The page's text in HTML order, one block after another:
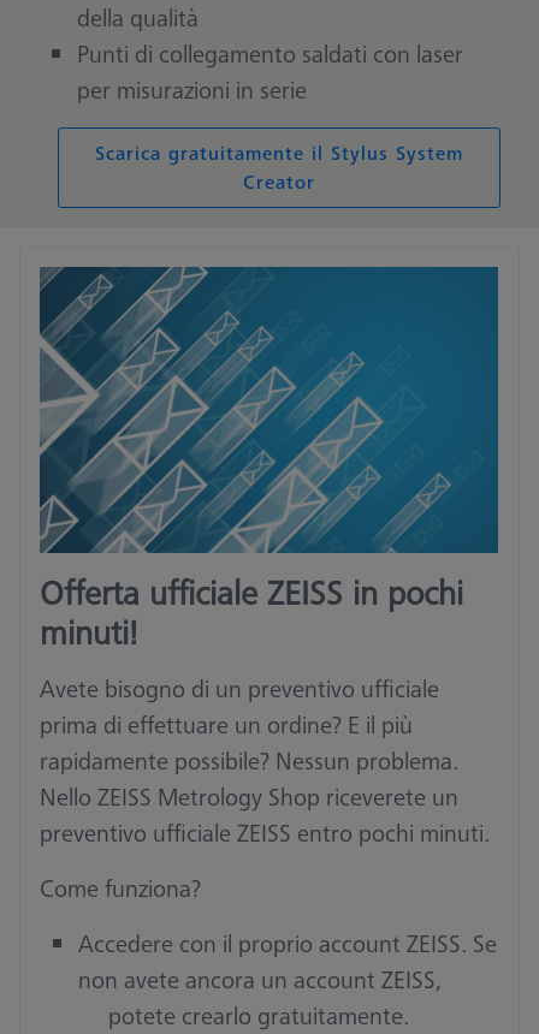
della qualità
Punti di collegamento saldati con laser
per misurazioni in serie
Scarica gratuitamente il Stylus System
Creator
Offerta ufficiale ZEISS in pochi
minuti!
Avete bisogno di un preventivo ufficiale
prima di effettuare un ordine? E il più
rapidamente possibile? Nessun problema.
Nello ZEISS Metrology Shop riceverete un
preventivo ufficiale ZEISS entro pochi minuti.
Come funziona?
Accedere con il proprio account ZEISS. Se
non avete ancora un account ZEISS,
potete crearlo gratuitamente.